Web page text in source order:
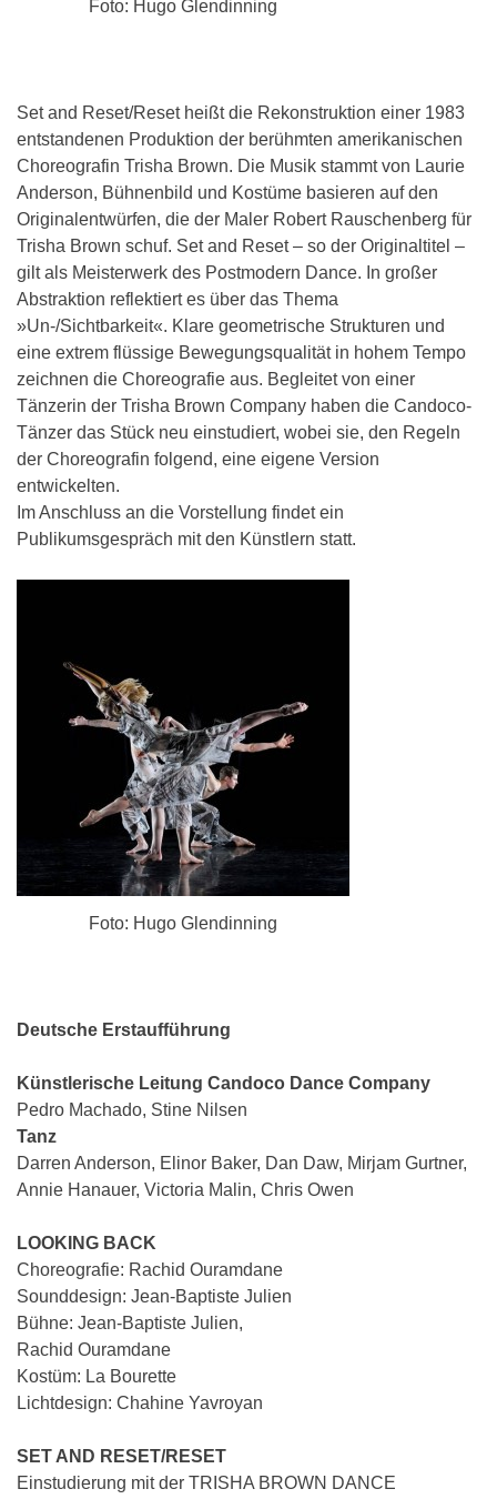
Foto: Hugo Glendinning
Set and Reset/Reset heißt die Rekonstruktion einer 1983
entstandenen Produktion der berühmten amerikanischen
Choreografin Trisha Brown. Die Musik stammt von Laurie
Anderson, Bühnenbild und Kostüme basieren auf den
Originalentwürfen, die der Maler Robert Rauschenberg für
Trisha Brown schuf. Set and Reset – so der Originaltitel –
gilt als Meisterwerk des Postmodern Dance. In großer
Abstraktion reflektiert es über das Thema
»Un-/Sichtbarkeit«. Klare geometrische Strukturen und
eine extrem flüssige Bewegungsqualität in hohem Tempo
zeichnen die Choreografie aus. Begleitet von einer
Tänzerin der Trisha Brown Company haben die Candoco-
Tänzer das Stück neu einstudiert, wobei sie, den Regeln
der Choreografin folgend, eine eigene Version
entwickelten.
Im Anschluss an die Vorstellung findet ein
Publikumsgespräch mit den Künstlern statt.
Foto: Hugo Glendinning
Deutsche Erstaufführung
Künstlerische Leitung Candoco Dance Company
Pedro Machado, Stine Nilsen
Tanz
Darren Anderson, Elinor Baker, Dan Daw, Mirjam Gurtner,
Annie Hanauer, Victoria Malin, Chris Owen
LOOKING BACK
Choreografie: Rachid Ouramdane
Sounddesign: Jean-Baptiste Julien
Bühne: Jean-Baptiste Julien,
Rachid Ouramdane
Kostüm: La Bourette
Lichtdesign: Chahine Yavroyan
SET AND RESET/RESET
Einstudierung mit der TRISHA BROWN DANCE